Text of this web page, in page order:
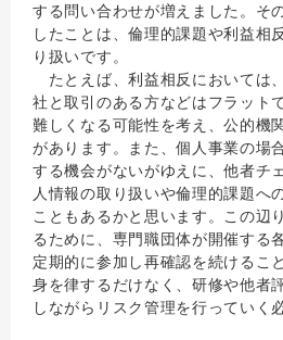
する問い合わせが増えました。そ
したことは、倫理的課題や利益相
り扱いです。
たとえば、利益相反においては
社と取引のある方などはフラット
難しくなる可能性を考え、公的機
があります。また、個人事業の場
する機会がないがゆえに、他者チ
人情報の取り扱いや倫理的課題へ
こともあるかと思います。この辺
るために、専門職団体が開催する
定期的に参加し再確認を続けるこ
身を律するだけなく、研修や他者
しながらリスク管理を行っていく